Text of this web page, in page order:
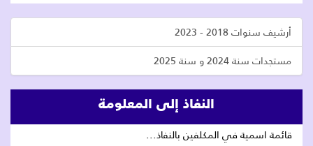
أرشيف سنوات 2018 - 2023
مستجدات سنة 2024 و سنة 2025
النفاذ إلى المعلومة
قائمة اسمية في المكلفين بالنفاذ...